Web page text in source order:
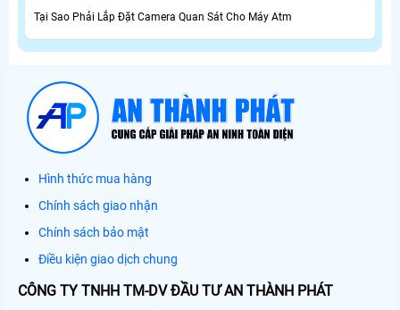
Tại Sao Phải Lắp Đặt Camera Quan Sát Cho Máy Atm
Hình thức mua hàng
Chính sách giao nhận
Chính sách bảo mật
Điều kiện giao dịch chung
CÔNG TY TNHH TM-DV ĐẦU TƯ AN THÀNH PHÁT